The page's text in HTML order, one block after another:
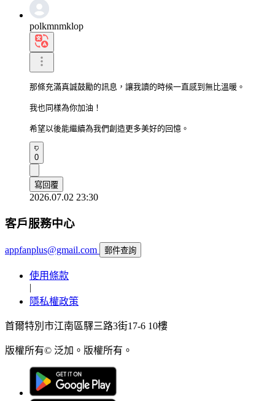
polkmnmklop
那條充滿真誠鼓勵的訊息，讓我讀的時候一直感到無比溫暖。
我也同樣為你加油！
希望以後能繼續為我們創造更多美好的回憶。
0
寫回覆
2026.07.02 23:30
客戶服務中心
appfanplus@gmail.com 郵件查詢
使用條款
|
隱私權政策
首爾特別市江南區驛三路3街17-6 10樓
版權所有© 泛加。版權所有。